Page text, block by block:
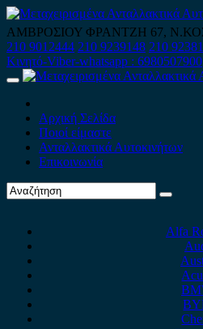
Skip
to
content
ΑΜΒΡΟΣΙΟΥ ΦΡΑΝΤΖΗ 67,
210 9012444 210 9239148 210
Κινητό-Viber-whatsapp : 6980507900
Primary
Αρχική Σελίδα
Ποιοί είμαστε
Ανταλλακτικά Αυτοκινήτων
Επικοινωνία
Alfa